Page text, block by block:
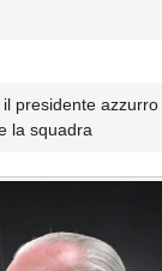
presidente
la squadra